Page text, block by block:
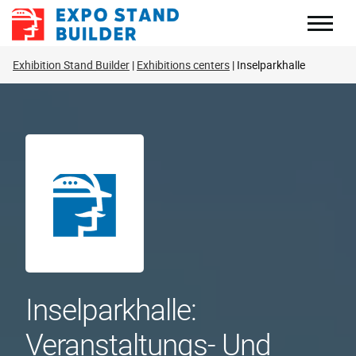
Zum
Inhalt
Exhibition Stand Builder Exhibitions centers Inselparkhalle
Inselparkhalle:
Veranstaltungs- Und